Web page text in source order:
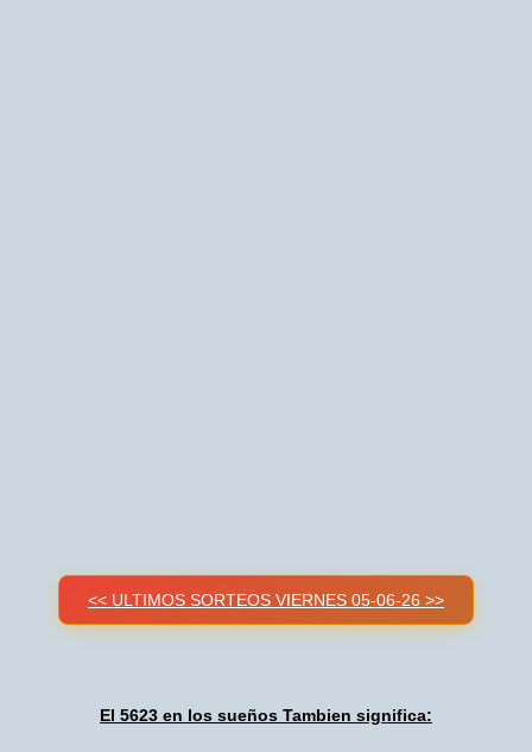
<< ULTIMOS SORTEOS VIERNES 05-06-26 >>
El 5623 en los sueños Tambien significa: